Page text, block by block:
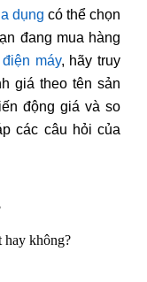
dụng có thể chọn
đang mua hàng
máy, hãy truy
giá theo tên sản
động giá và so
các câu hỏi của
hay không?